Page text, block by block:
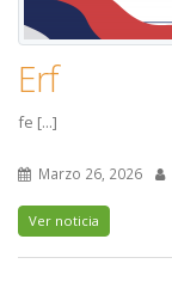
Erf
fe [...]
Marzo 26, 2026
Ver noticia